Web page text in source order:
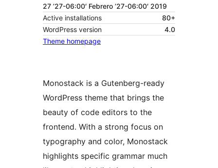
27 ’27-06:00′ Febrero ’27-06:00′ 2019
Active installations
80+
WordPress version
4.0
Theme homepage
Monostack is a Gutenberg-ready
WordPress theme that brings the
beauty of code editors to the
frontend. With a strong focus on
typography and color, Monostack
highlights specific grammar much